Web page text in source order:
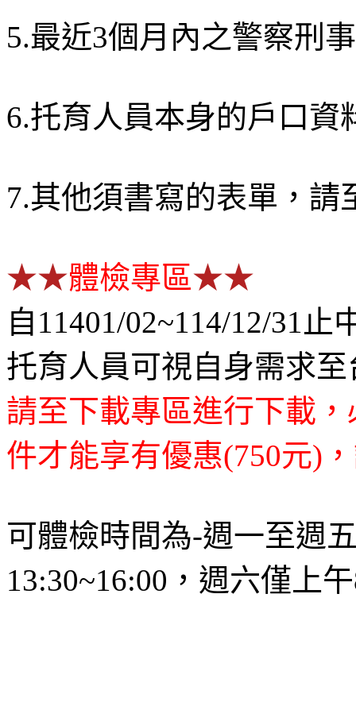
5.最近3個月內之警察刑
6.托育人員本身的戶口資
7.其他須書寫的表單，請
★★體檢專區★★
自11401/02~114/12/31止
托育人員可視自身需求
請至下載專區進行下載
件才能享有優惠(750元)
可體檢時間為-週一至週
13:30~16:00，週六僅上